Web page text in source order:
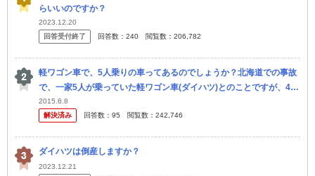
らいいのですか？
2023.12.20
回答受付終了
回答数： 240 閲覧数： 206,782
軽ワゴン車で、5人乗りの車ってあるのでしょうか？北海道での事故
で、一家5人が乗っていた軽ワゴン車(ダイハツ)とのことですが、4人
亡くなられて1人重体、 気の毒なもらい事故のようですが、定員オー
バ...
2015.6.8
解決済み
回答数： 95 閲覧数： 242,746
ダイハツは倒産しますか？
2023.12.21